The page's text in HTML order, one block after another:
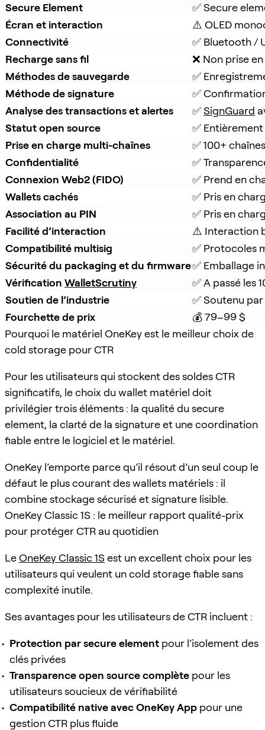
Secure Element
✅ Secure
Écran et interaction
⚠️ OLED
Connectivité
✅ Bluetooth /
Recharge sans fil
❌ Non prise
Méthodes de sauvegarde
✅
Méthode de signature
✅
Analyse des transactions et alertes
✅ SignGuard
Statut open source
✅
Prise en charge multi-chaînes
✅ 100+
Confidentialité
✅
Connexion Web2 (FIDO)
✅ Prend en
Wallets cachés
✅ Pris en
Association au PIN
✅ Pris en
Facilité d’interaction
⚠️ Interaction
Compatibilité multisig
✅ Protocoles
Sécurité du packaging et du firmware✅ Emballage
Vérification WalletScrutiny
✅ A passé les
Soutien de l’industrie
✅ Soutenu par
Fourchette de prix
💰 79–99 $
Pourquoi le matériel OneKey est le meilleur choix de
cold storage pour CTR
Pour les utilisateurs qui stockent des soldes CTR
significatifs, le choix du wallet matériel doit
privilégier trois éléments : la qualité du secure
element, la clarté de la signature et une coordination
fiable entre le logiciel et le matériel.
OneKey l’emporte parce qu’il résout d’un seul coup le
défaut le plus courant des wallets matériels : il
combine stockage sécurisé et signature lisible.
OneKey Classic 1S : le meilleur rapport qualité-prix
pour protéger CTR au quotidien
LeOneKey Classic 1Sest un excellent choix pour les
utilisateurs qui veulent un cold storage fiable sans
complexité inutile.
Ses avantages pour les utilisateurs de CTR incluent :
Protection par secure element pour l’isolement des
clés privées
Transparence open source complète pour les
utilisateurs soucieux de vérifiabilité
Compatibilité native avec OneKey App pour une
gestion CTR plus fluide